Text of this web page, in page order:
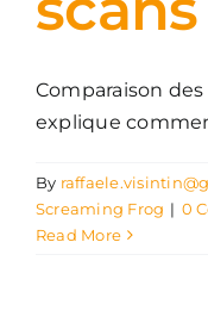
Comparaison
explique
By
Screaming Frog | 0
Read More